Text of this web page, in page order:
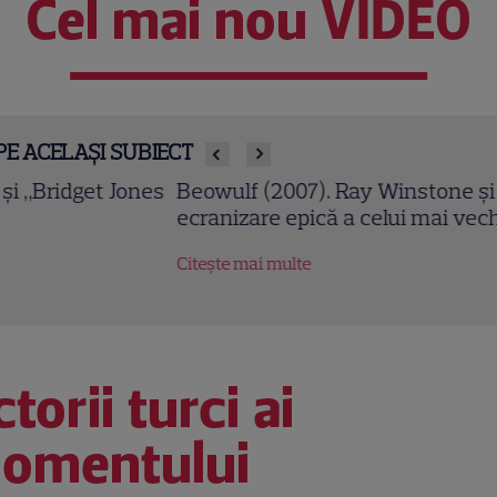
Cel mai nou VIDEO
ACELAȘI SUBIECT
(2007). Ray Winstone și Angelina Jolie într-o
epică a celui mai vechi poem englez
turci ai